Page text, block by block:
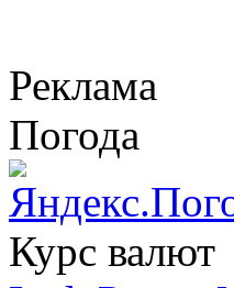
Реклама
Погода
Курс валют